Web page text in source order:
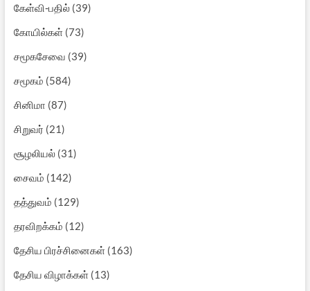
கேள்வி-பதில்(39)
கோயில்கள்(73)
சமூகசேவை (39)
சமூகம் (584)
சினிமா (87)
சிறுவர் (21)
சூழலியல்(31)
சைவம் (142)
தத்துவம் (129)
தரவிறக்கம் (12)
தேசிய பிரச்சினைகள்(163)
தேசிய விழாக்கள்(13)